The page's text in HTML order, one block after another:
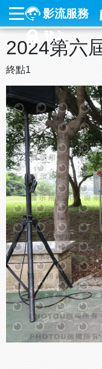
影流服務
登入
2024第六
終點1